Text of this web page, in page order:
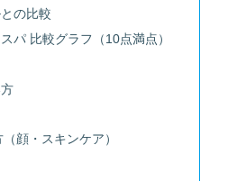
の比較
パ 比較グラフ（10点満点）
顔・スキンケア）